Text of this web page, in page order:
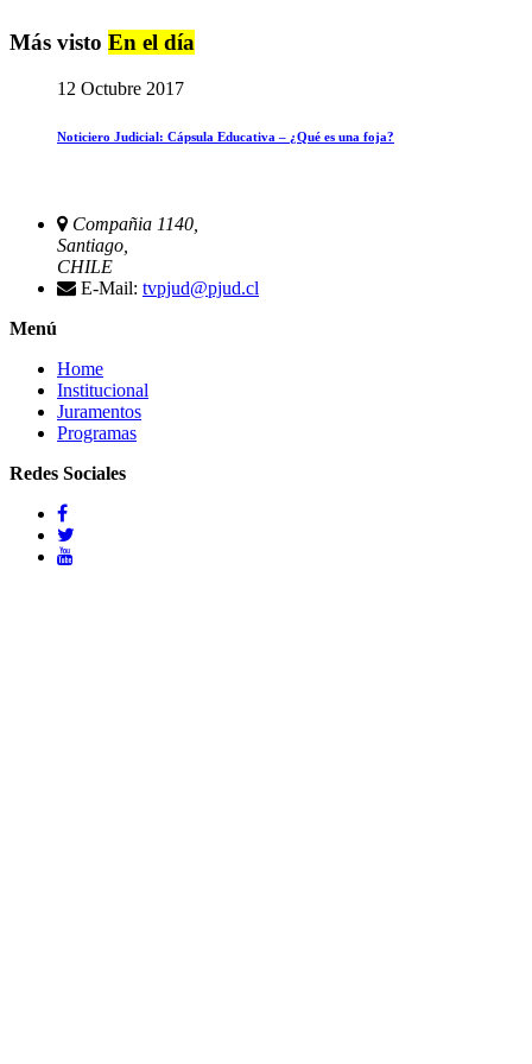
Más visto En el día
12 Octubre 2017
Noticiero Judicial: Cápsula Educativa – ¿Qué es una foja?
Compañia 1140,
Santiago,
CHILE
E-Mail: tvpjud@pjud.cl
Menú
Home
Institucional
Juramentos
Programas
Redes Sociales